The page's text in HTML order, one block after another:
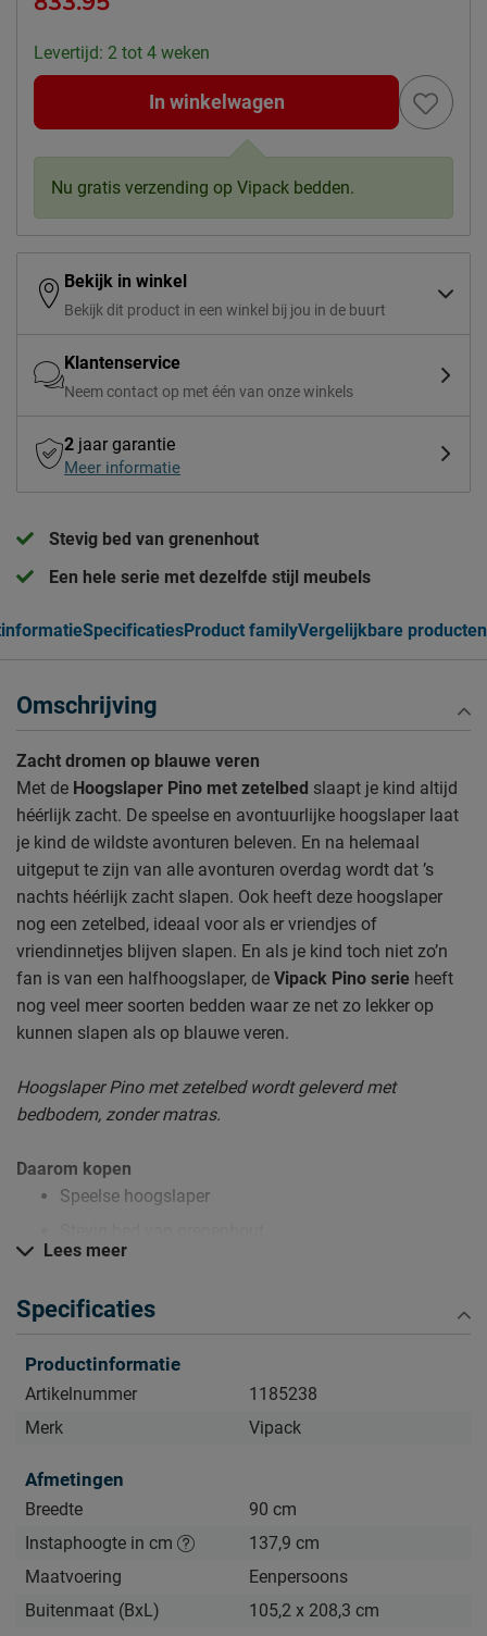
Levertijd: 2 tot 4 weken
In winkelwagen
Nu gratis verzending op Vipack bedden.
Bekijk in winkel
Bekijk dit product in een winkel bij jou in de buurt
Klantenservice
Neem contact op met één van onze winkels
2 jaar garantie
Meer informatie
Stevig bed van grenenhout
Een hele serie met dezelfde stijl meubels
SpecificatiesProduct familyVergelijkbare producten
Omschrijving
Zacht dromen op blauwe veren
Met de Hoogslaper Pino met zetelbed slaapt je kind altijd
héérlijk zacht. De speelse en avontuurlijke hoogslaper laat
je kind de wildste avonturen beleven. En na helemaal
uitgeput te zijn van alle avonturen overdag wordt dat ’s
nachts héérlijk zacht slapen. Ook heeft deze hoogslaper
nog een zetelbed, ideaal voor als er vriendjes of
vriendinnetjes blijven slapen. En als je kind toch niet zo’n
fan is van een halfhoogslaper, de Vipack Pino serie heeft
nog veel meer soorten bedden waar ze net zo lekker op
kunnen slapen als op blauwe veren.
Hoogslaper Pino met zetelbed wordt geleverd met
bedbodem, zonder matras.
Daarom kopen
Speelse hoogslaper
Zo blijft Hoogslaper Pino met zetelbed lang mooi (en
schoon)
Kijk bij het kopje ‘Goed om te weten’ om alle tips & tricks te
zien.
Lees meer
Specificaties
Productinformatie
Artikelnummer
1185238
Merk
Vipack
Afmetingen
Breedte
90 cm
Instaphoogte in cm
137,9 cm
Maatvoering
Eenpersoons
Buitenmaat (BxL)
105,2 x 208,3 cm